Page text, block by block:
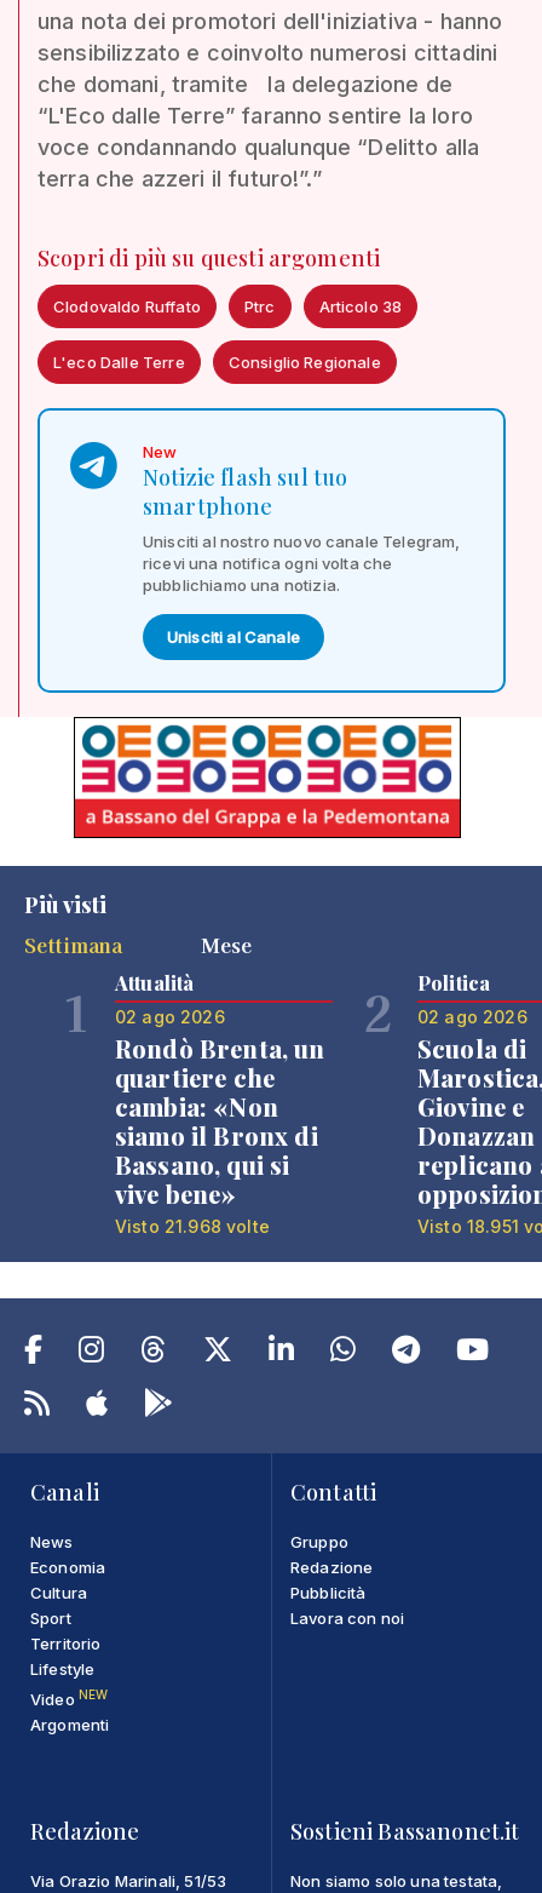
una nota dei promotori dell'iniziativa - hanno
sensibilizzato e coinvolto numerosi cittadini
che domani, tramite la delegazione de
“L'Eco dalle Terre” faranno sentire la loro
voce condannando qualunque “Delitto alla
terra che azzeri il futuro!”.”
Scopri di più su questi argomenti
Clodovaldo Ruffato Ptrc Articolo 38
L'eco Dalle Terre Consiglio Regionale
New
Notizie flash sul tuo
smartphone
Unisciti al nostro nuovo canale Telegram,
ricevi una notifica ogni volta che
pubblichiamo una notizia.
Unisciti al Canale
Più visti
Settimana
Mese
1 Attualità
02 ago 2026
Rondò Brenta, un
quartiere che
cambia: «Non
siamo il Bronx di
Bassano, qui si
vive bene»
Visto 21.968 volte
2 Politica
02 ago 2026
Scuola di
Giovine e
Donazzan
replicano
Visto 18.951
Canali
News
Economia
Cultura
Sport
Territorio
Lifestyle
Video NEW
Argomenti
Contatti
Gruppo
Redazione
Pubblicità
Lavora con noi
Redazione
Via Orazio Marinali, 51/53
Sostieni Bassanonet.it
Non siamo solo una testata,